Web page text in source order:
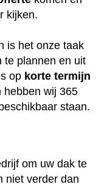
kijken.
is het onze taak
te plannen en uit
op korte termijn
hebben wij 365
staan.
om uw dak te
niet verder dan